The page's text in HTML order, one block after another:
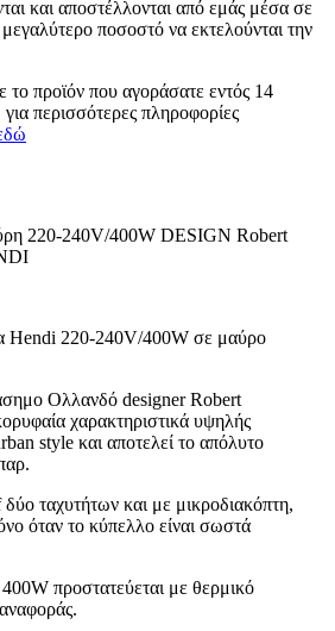
και αποστέλλονται από εμάς μέσα σε
ποσοστό να εκτελούνται την
το προϊόν που αγοράσατε εντός 14
περισσότερες πληροφορίες
220-240V/400W DESIGN Robert
Hendi 220-240V/400W σε μαύρο
Ολλανδό designer Robert
χαρακτηριστικά υψηλής
style και αποτελεί το απόλυτο
ταχυτήτων και με μικροδιακόπτη,
όταν το κύπελλο είναι σωστά
προστατεύεται με θερμικό